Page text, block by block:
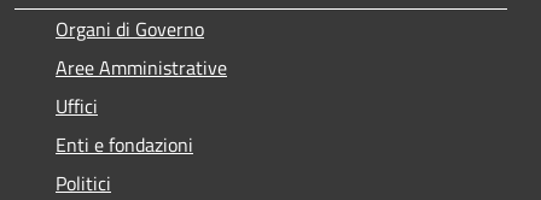
Organi di Governo
Aree Amministrative
Uffici
Enti e fondazioni
Politici